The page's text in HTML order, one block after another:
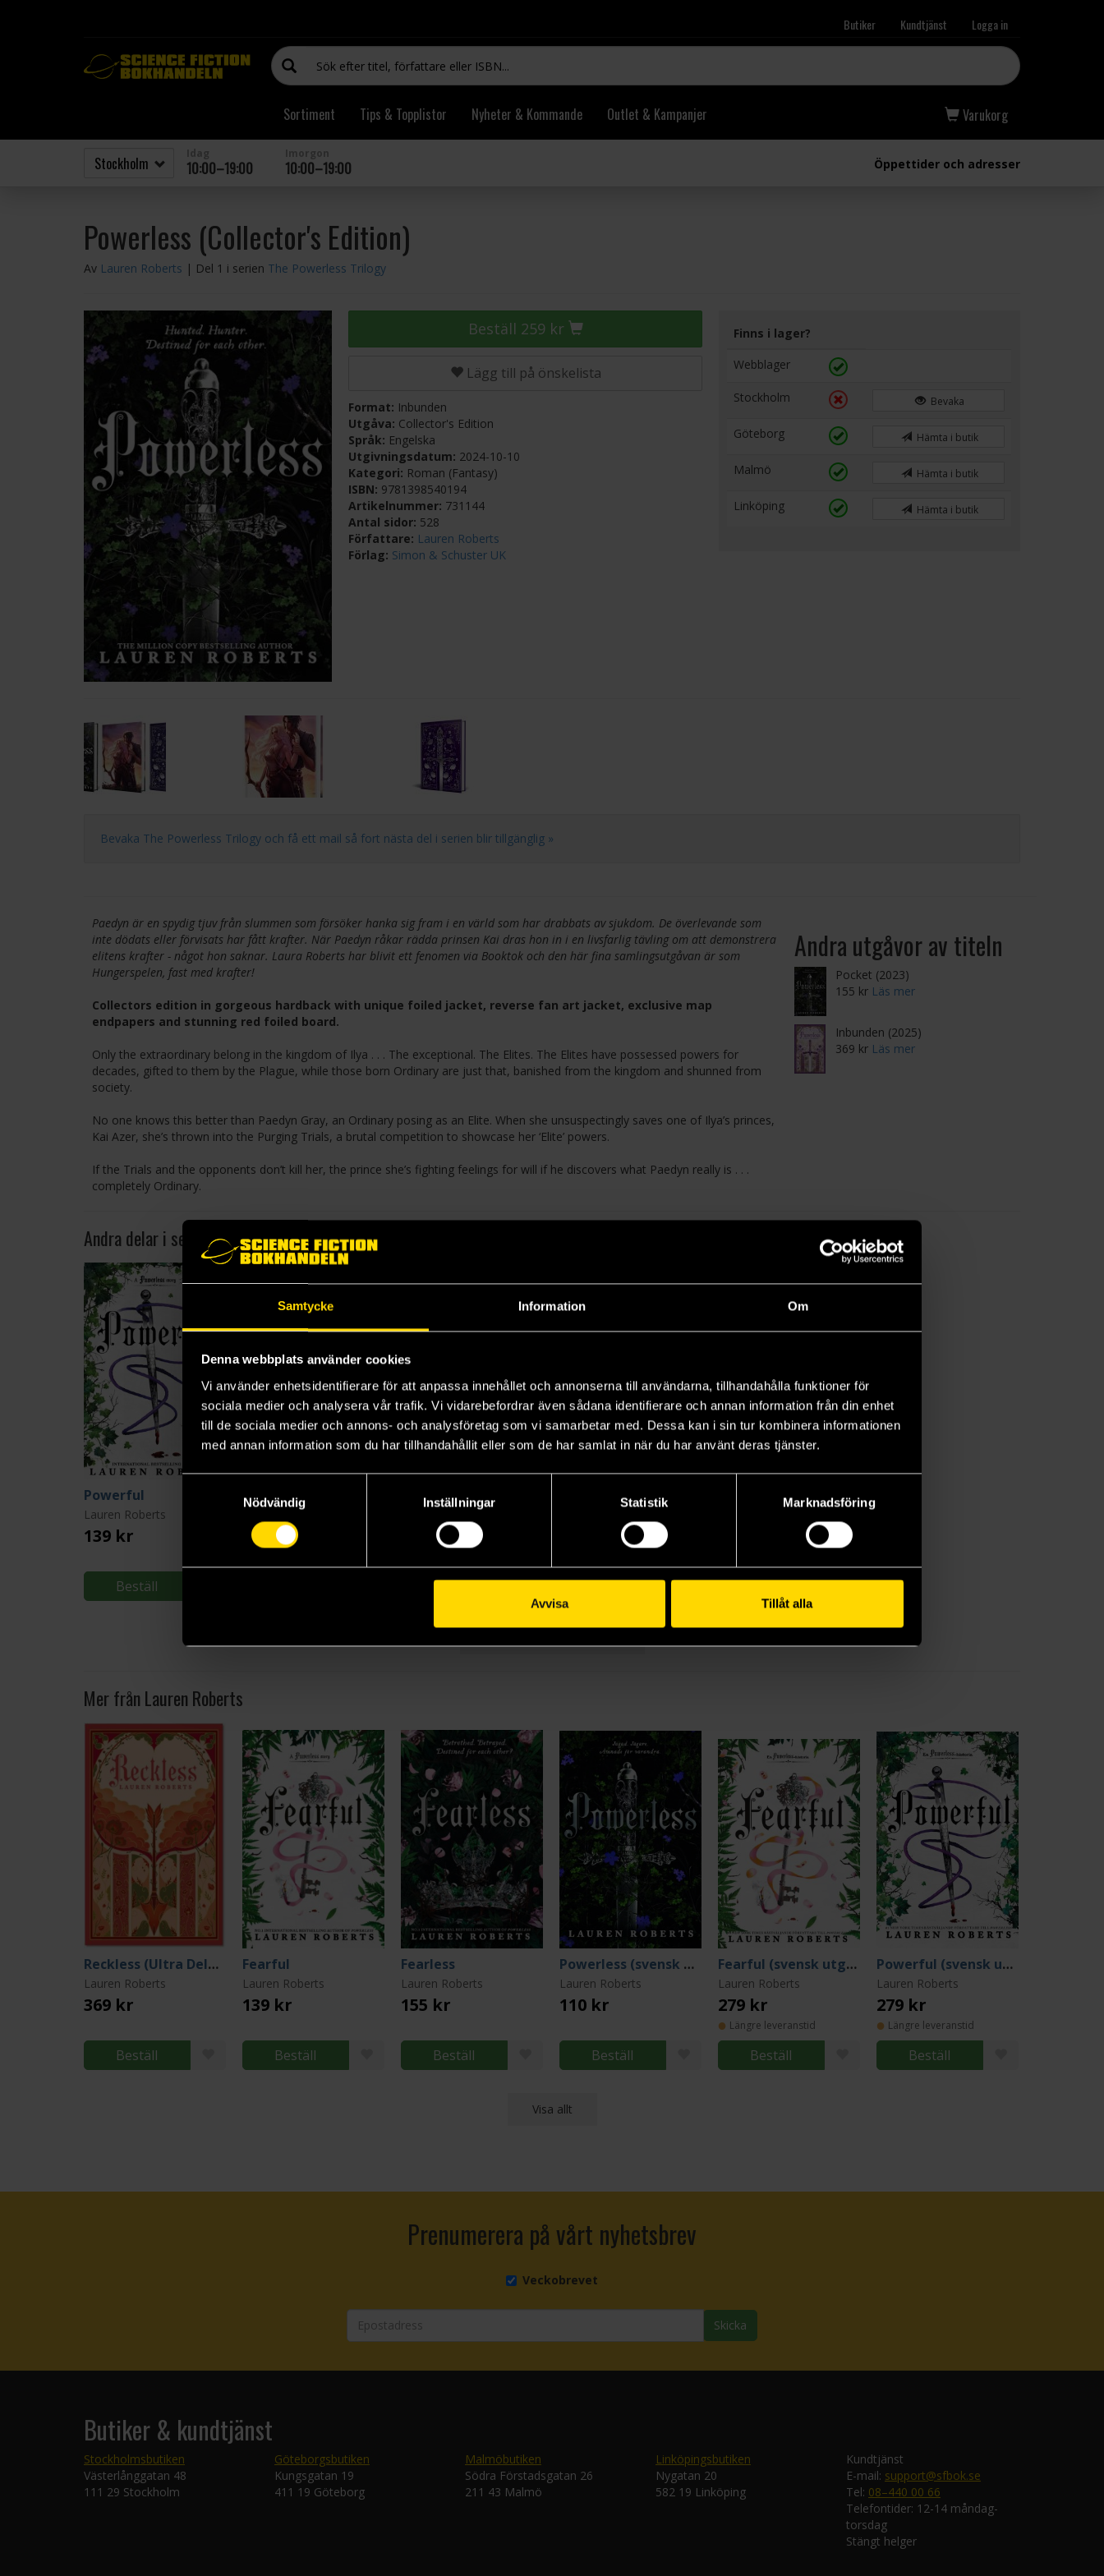
Samtycke Information Om
Denna webbplats använder cookies
Vi använder enhetsidentifierare för att anpassa innehållet och annonserna till användarna, tillhandahålla funktioner för
sociala medier och analysera vår trafik. Vi vidarebefordrar även sådana identifierare och annan information från din enhet
till de sociala medier och annons- och analysföretag som vi samarbetar med. Dessa kan i sin tur kombinera informationen
med annan information som du har tillhandahållit eller som de har samlat in när du har använt deras tjänster.
Nödvändig
Inställningar Statistik Marknadsföring
Avvisa Tillåt alla
Butiker Kundtjänst Logga in
Sortiment Tips & Topplistor Nyheter & Kommande Outlet & Kampanjer Varukorg
10:00–19:00 10:00–19:00 Öppettider och adresser
Powerless (Collector's Edition)
Av Lauren Roberts | Del 1 i serien The Powerless Trilogy
Beställ 259 kr
Lägg till på önskelista
Format: Inbunden
Utgåva: Collector's Edition
Språk: Engelska
Utgivningsdatum: 2024-10-10
Kategori: Roman (Fantasy)
ISBN: 9781398540194
Artikelnummer: 731144
Antal sidor: 528
Författare: Lauren Roberts
Förlag: Simon & Schuster UK
Finns i lager?
Webblager
Stockholm Bevaka
Göteborg Hämta i butik
Malmö Hämta i butik
Linköping Hämta i butik
Bevaka The Powerless Trilogy och få ett mail så fort nästa del i serien blir tillgänglig »
Paedyn är en spydig tjuv från slummen som försöker hanka sig fram i en värld som har drabbats av sjukdom. De överlevande som
inte dödats eller förvisats har fått krafter. När Paedyn råkar rädda prinsen Kai dras hon in i en livsfarlig tävling om att demonstrera
elitens krafter - något hon saknar. Laura Roberts har blivit ett fenomen via Booktok och den här fina samlingsutgåvan är som
Hungerspelen, fast med krafter!
Collectors edition in gorgeous hardback with unique foiled jacket, reverse fan art jacket, exclusive map
endpapers and stunning red foiled board.
Only the extraordinary belong in the kingdom of Ilya . . . The exceptional. The Elites. The Elites have possessed powers for
decades, gifted to them by the Plague, while those born Ordinary are just that, banished from the kingdom and shunned from
society.
No one knows this better than Paedyn Gray, an Ordinary posing as an Elite. When she unsuspectingly saves one of Ilya’s princes,
Kai Azer, she’s thrown into the Purging Trials, a brutal competition to showcase her ‘Elite’ powers.
If the Trials and the opponents don’t kill her, the prince she’s fighting feelings for will if he discovers what Paedyn really is . . .
completely Ordinary.
Andra utgåvor av titeln
Pocket (2023)
155 kr Läs mer
Inbunden (2025)
369 kr Läs mer
Andra delar i serien
Powerful
Lauren Roberts
139 kr
Beställ
2
Reckless
Lauren Roberts
155 kr
Fearless
Lauren Roberts
239 kr
Beställ
Mer från Lauren Roberts
Reckless (Ultra Deluxe Edition)
Lauren Roberts
369 kr
Beställ
Fearful
Lauren Roberts
139 kr
Beställ
Fearless
Lauren Roberts
155 kr
Beställ
Powerless (svensk utgåva)
Lauren Roberts
110 kr
Beställ
Fearful (svensk utgåva)
Lauren Roberts
279 kr
Längre leveranstid
Beställ
Powerful (svensk utgåva)
Lauren Roberts
279 kr
Längre leveranstid
Beställ
Visa allt
Prenumerera på vårt nyhetsbrev
Veckobrevet
Skicka
Butiker & kundtjänst
Stockholmsbutiken
Västerlånggatan 48
111 29 Stockholm
Göteborgsbutiken
Kungsgatan 19
411 19 Göteborg
Malmöbutiken
Södra Förstadsgatan 26
211 43 Malmö
Linköpingsbutiken
Nygatan 20
582 19 Linköping
Kundtjänst
E-mail: support@sfbok.se
Tel: 08–440 00 66
Telefontider: 12-14 måndag-
torsdag
Stängt helger